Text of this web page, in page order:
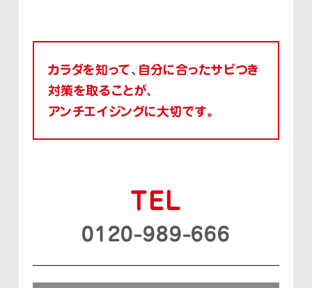
カラダを知って、自分に合ったサビつき
対策を取ることが、
アンチエイジングに大切です。
TEL
0120-989-666